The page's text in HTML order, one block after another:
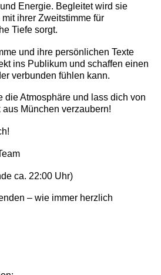
Energie. Begleitet wird sie
ihrer Zweitstimme für
Tiefe sorgt.
und ihre persönlichen Texte
ins Publikum und schaffen einen
verbunden fühlen kann.
die Atmosphäre und lass dich von
München verzaubern!
ca. 22:00 Uhr)
– wie immer herzlich